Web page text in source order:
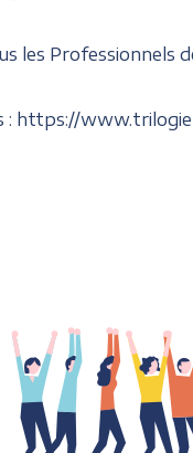
les Professionnels
: https://